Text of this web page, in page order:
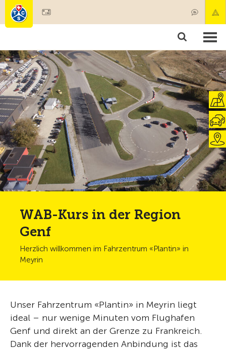
Mitgliedschaft & Leistungen
Test, Sicherheit & Gesundheit
WAB-Kurs in der Region
Genf
Herzlich willkommen im Fahrzentrum «Plantin» in
Meyrin
Unser Fahrzentrum «Plantin» in Meyrin liegt
ideal – nur wenige Minuten vom Flughafen
Genf und direkt an der Grenze zu Frankreich.
Dank der hervorragenden Anbindung ist das